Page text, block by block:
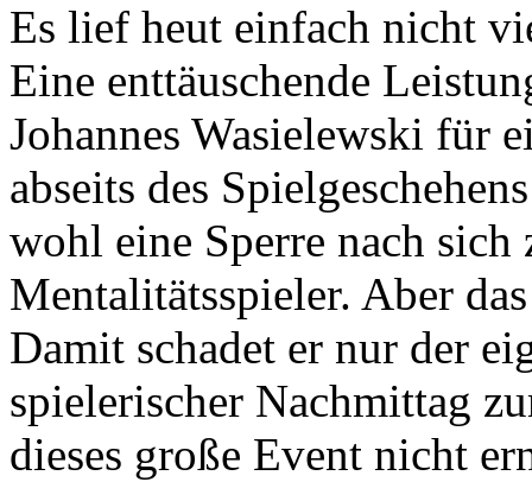
Es lief heut einfach nicht
Eine enttäuschende
Johannes Wasielewski für
abseits des
wohl eine Sperre nach
Mentalitätsspieler. Aber
Damit schadet er nur der
spielerischer Nachmittag
dieses große Event nicht